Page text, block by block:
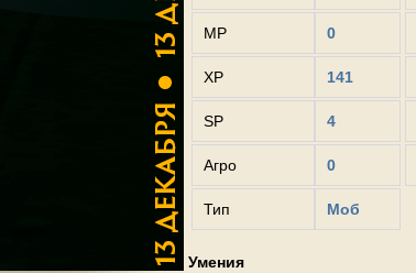
MP 0
XP 141
SP 4
Агро 0
Тип Моб
Умения